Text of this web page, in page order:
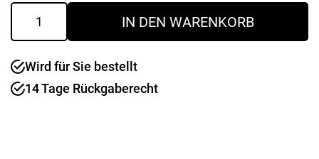
Kaffee-/Vorratsdose
lt
Bambusdeckel
grau
Menge
IN DEN WARENKORB
Wird für Sie bestellt
14 Tage Rückgaberecht